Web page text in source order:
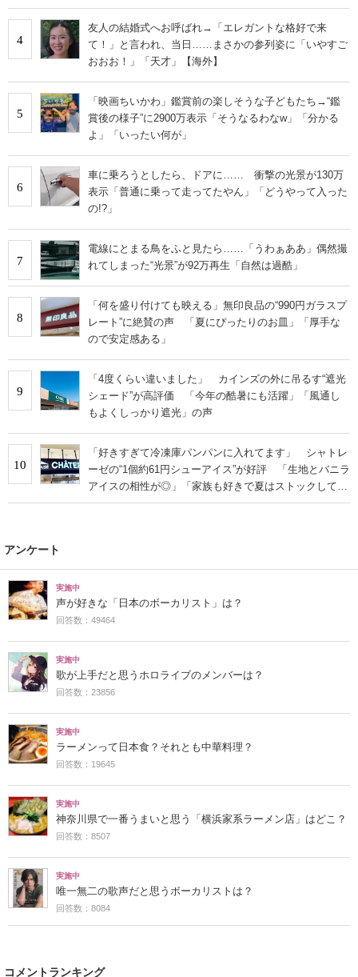
4
友人の結婚式へお呼ばれ→「エレガントな格好で来
て！」と言われ、当日……まさかの参列姿に「いやすご
おおお！」「天才」【海外】
5
「映画ちいかわ」鑑賞前の楽しそうな子どもたち→“鑑
賞後の様子”に2900万表示「そうなるわなw」「分かる
よ」「いったい何が」
6
車に乗ろうとしたら、ドアに…… 衝撃の光景が130万
表示「普通に乗って走ってたやん」「どうやって入った
の!?」
7
電線にとまる鳥をふと見たら……「うわぁああ」偶然撮
れてしまった“光景”が92万再生「自然は過酷」
8
「何を盛り付けても映える」無印良品の“990円ガラスプ
レート”に絶賛の声 「夏にぴったりのお皿」「厚手な
ので安定感ある」
9
「4度くらい違いました」 カインズの外に吊るす“遮光
シェード”が高評価 「今年の酷暑にも活躍」「風通し
もよくしっかり遮光」の声
10
「好きすぎて冷凍庫パンパンに入れてます」 シャトレ
ーゼの“1個約61円シューアイス”が好評 「生地とバニラ
アイスの相性が◎」「家族も好きで夏はストックして
る」
アンケート
実施中
声が好きな「日本のボーカリスト」は？
回答数：49464
実施中
歌が上手だと思うホロライブのメンバーは？
回答数：23856
実施中
ラーメンって日本食？それとも中華料理？
回答数：19645
実施中
神奈川県で一番うまいと思う「横浜家系ラーメン店」はどこ？
回答数：8507
実施中
唯一無二の歌声だと思うボーカリストは？
回答数：8084
コメントランキング